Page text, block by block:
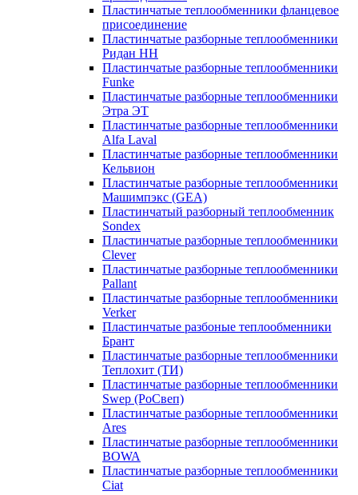
Пластинчатые теплообменники фланцевое
присоединение
Пластинчатые разборные теплообменники
Ридан НН
Пластинчатые разборные теплообменники
Funke
Пластинчатые разборные теплообменники
Этра ЭТ
Пластинчатые разборные теплообменники
Alfa Laval
Пластинчатые разборные теплообменники
Кельвион
Пластинчатые разборные теплообменники
Машимпэкс (GEA)
Пластинчатый разборный теплообменник
Sondex
Пластинчатые разборные теплообменники
Clever
Пластинчатые разборные теплообменники
Pallant
Пластинчатые разборные теплообменники
Verker
Пластинчатые разбоные теплообменники
Брант
Пластинчатые разборные теплообменники
Теплохит (ТИ)
Пластинчатые разборные теплообменники
Swep (РоСвеп)
Пластинчатые разборные теплообменники
Ares
Пластинчатые разборные теплообменники
BOWA
Пластинчатые разборные теплообменники
Ciat